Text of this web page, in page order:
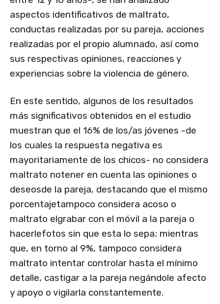
aspectos identificativos de maltrato,
conductas realizadas por su pareja, acciones
realizadas por el propio alumnado, así como
sus respectivas opiniones, reacciones y
experiencias sobre la violencia de género.
En este sentido, algunos de los resultados
más significativos obtenidos en el estudio
muestran que el 16% de los/as jóvenes -de
los cuales la respuesta negativa es
mayoritariamente de los chicos- no considera
maltrato notener en cuenta las opiniones o
deseosde la pareja, destacando que el mismo
porcentajetampoco considera acoso o
maltrato elgrabar con el móvil a la pareja o
hacerlefotos sin que esta lo sepa; mientras
que, en torno al 9%, tampoco considera
maltrato intentar controlar hasta el mínimo
detalle, castigar a la pareja negándole afecto
y apoyo o vigilarla constantemente.